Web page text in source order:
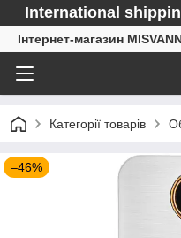
International
Інтернет-магазин
Категорії товарів
–46%